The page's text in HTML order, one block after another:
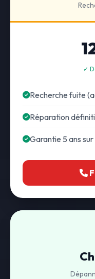
✓
Recherche fuite
Réparation
Garantie 5 ans